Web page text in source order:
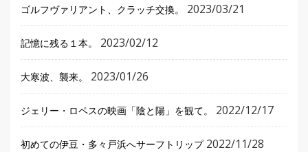
ゴルフヴァリアント、クラッチ交換。 2023/03/21
記憶に残る１本。 2023/02/12
大寒波、襲来。 2023/01/26
ジェリー・ロペスの映画「陰と陽」を観て。 2022/12/17
初めての伊豆・多々戸浜へサーフトリップ 2022/11/28